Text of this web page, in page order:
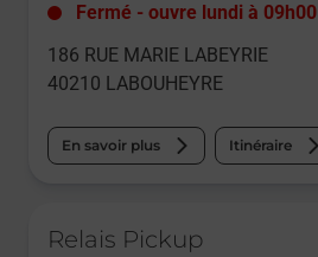
Fermé - ouvre lundi à 09h00
186 RUE MARIE LABEYRIE
40210 LABOUHEYRE
En savoir plus Itinéraire
Relais Pickup